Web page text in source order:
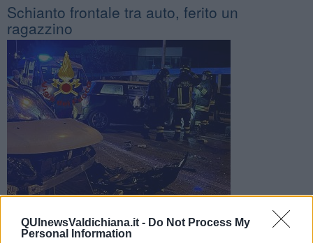
QUInewsValdichiana.it - Do Not Process My
Personal Information
Schianto frontale tra auto, ferito un
ragazzino
Coinvolte anche due donne: di 51 e 32 anni. Trasportati tutti
alle Scotte in codice giallo. Sul posto sanitari e vigili del fuoco